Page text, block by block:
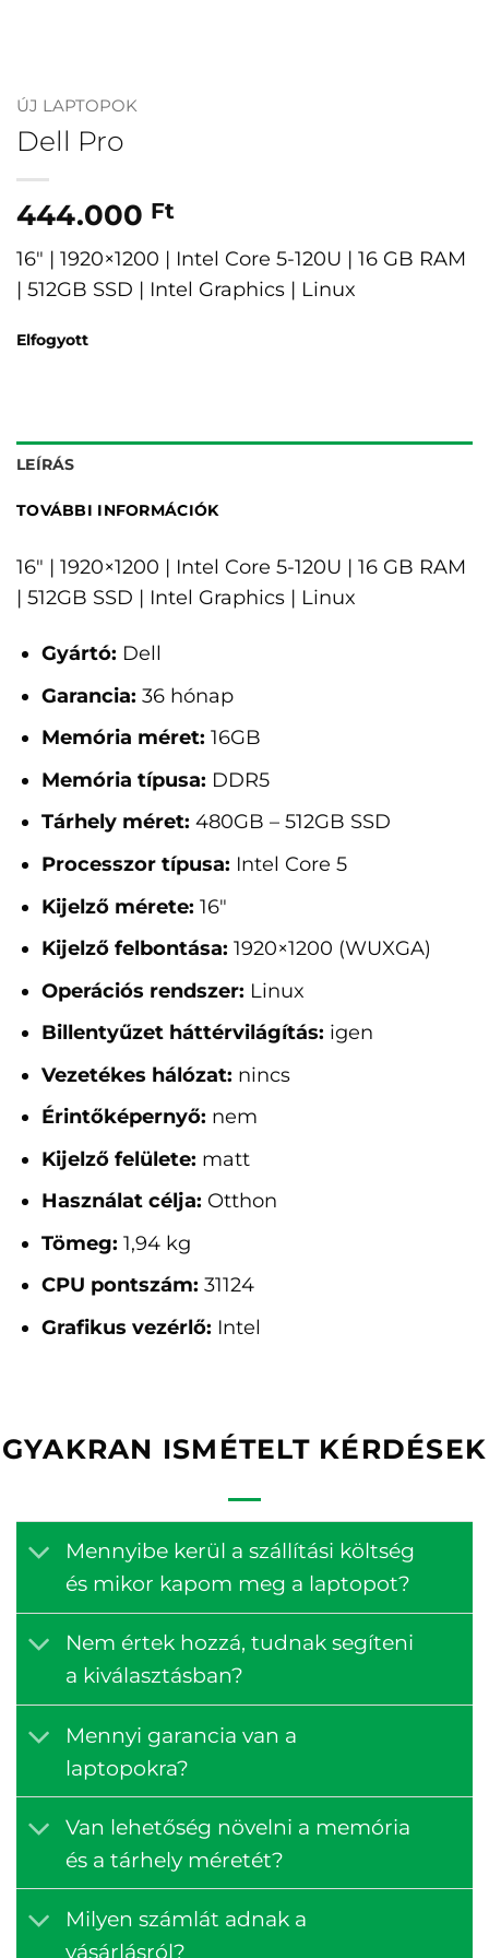
ÚJ LAPTOPOK
Dell Pro
444.000 Ft
16″ | 1920×1200 | Intel Core 5-120U | 16 GB RAM
| 512GB SSD | Intel Graphics | Linux
Elfogyott
LEÍRÁS
TOVÁBBI INFORMÁCIÓK
16" | 1920×1200 | Intel Core 5-120U | 16 GB RAM
| 512GB SSD | Intel Graphics | Linux
Gyártó: Dell
Garancia: 36 hónap
Memória méret: 16GB
Memória típusa: DDR5
Tárhely méret: 480GB – 512GB SSD
Processzor típusa: Intel Core 5
Kijelző mérete: 16"
Kijelző felbontása: 1920×1200 (WUXGA)
Operációs rendszer: Linux
Billentyűzet háttérvilágítás: igen
Vezetékes hálózat: nincs
Érintőképernyő: nem
Kijelző felülete: matt
Használat célja: Otthon
Tömeg: 1,94 kg
CPU pontszám: 31124
Grafikus vezérlő: Intel
GYAKRAN ISMÉTELT KÉRDÉSEK
Mennyibe kerül a szállítási költség
és mikor kapom meg a laptopot?
Nem értek hozzá, tudnak segíteni
a kiválasztásban?
Mennyi garancia van a
laptopokra?
Van lehetőség növelni a memória
és a tárhely méretét?
Milyen számlát adnak a
vásárlásról?